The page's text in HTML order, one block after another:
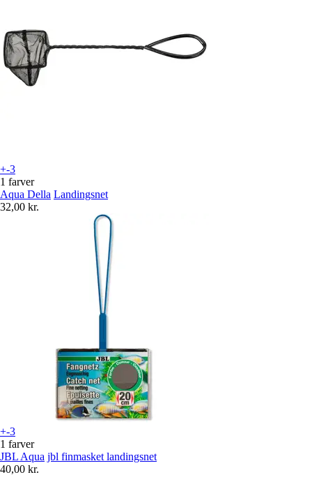
+-3
1 farver
Aqua Della Landingsnet
32,00 kr.
+-3
1 farver
JBL Aqua jbl finmasket landingsnet
40,00 kr.